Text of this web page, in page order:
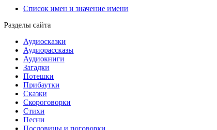
Список имен и значение имени
Разделы сайта
Аудиосказки
Аудиорассказы
Аудиокниги
Загадки
Потешки
Прибаутки
Сказки
Скороговорки
Стихи
Песни